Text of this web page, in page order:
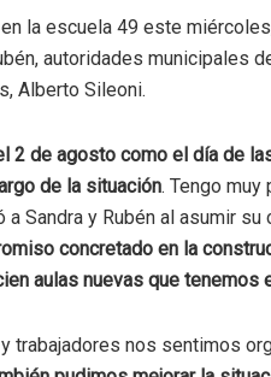
la escuela 49 este
autoridades municipales
Alberto Sileoni.
2 de agosto como el día de
de la situación. Tengo
a Sandra y Rubén al asumir
concretado en la
aulas nuevas que tenemos
trabajadores nos sentimos